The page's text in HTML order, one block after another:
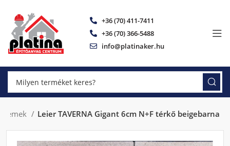
+36 (70) 411-7411
+36 (70) 366-5488
info@platinaker.hu
Leier TAVERNA Gigant 6cm N+F térkő beigebarna